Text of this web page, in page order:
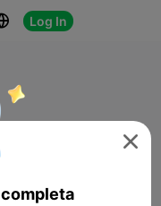
Log In
